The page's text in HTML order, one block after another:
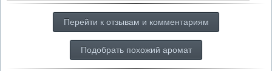
Перейти к отзывам и комментариям
Подобрать похожий аромат